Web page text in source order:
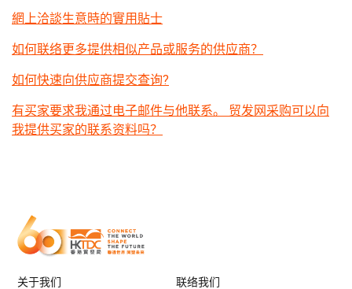
網上洽談生意時的實用貼士
如何联络更多提供相似产品或服务的供应商？
如何快速向供应商提交查询?
有买家要求我通过电子邮件与他联系。 贸发网采购可以向
我提供买家的联系资料吗？
关于我们 联络我们